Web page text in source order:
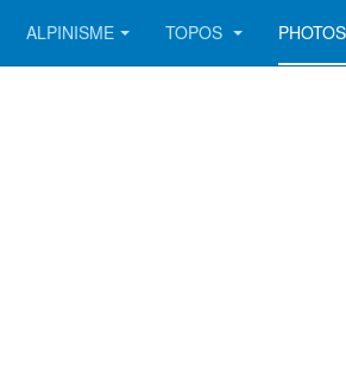
ALPINISME TOPOS